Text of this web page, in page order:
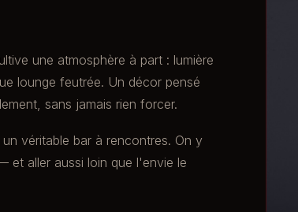
une atmosphère à part : lumière
lounge feutrée. Un décor pensé
sans jamais rien forcer.
véritable bar à rencontres. On y
et aller aussi loin que l'envie le